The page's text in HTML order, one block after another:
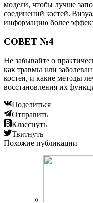
модели, чтобы лучше
соединений костей.
информацию более
СОВЕТ №4
Не забывайте о
как травмы или
костей, и какие методы
восстановления их
Поделиться
Отправить
Класснуть
Твитнуть
Похожие публикации